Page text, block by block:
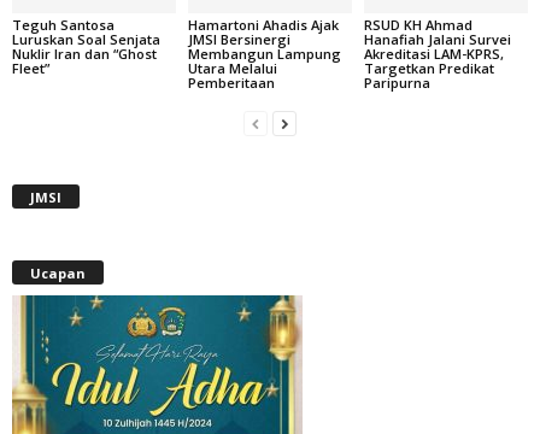
Teguh Santosa
Luruskan Soal Senjata
Nuklir Iran dan “Ghost
Fleet”
Hamartoni Ahadis Ajak
JMSI Bersinergi
Membangun Lampung
Utara Melalui
Pemberitaan
RSUD KH Ahmad
Hanafiah Jalani Survei
Akreditasi LAM-KPRS,
Targetkan Predikat
Paripurna
JMSI
Ucapan